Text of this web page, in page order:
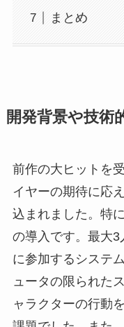
まとめ
開発背景や技術
前作の大ヒットを
イヤーの期待に応
込まれました。特
の導入です。最大
に参加するシステ
ュータの限られた
ャラクターの行動